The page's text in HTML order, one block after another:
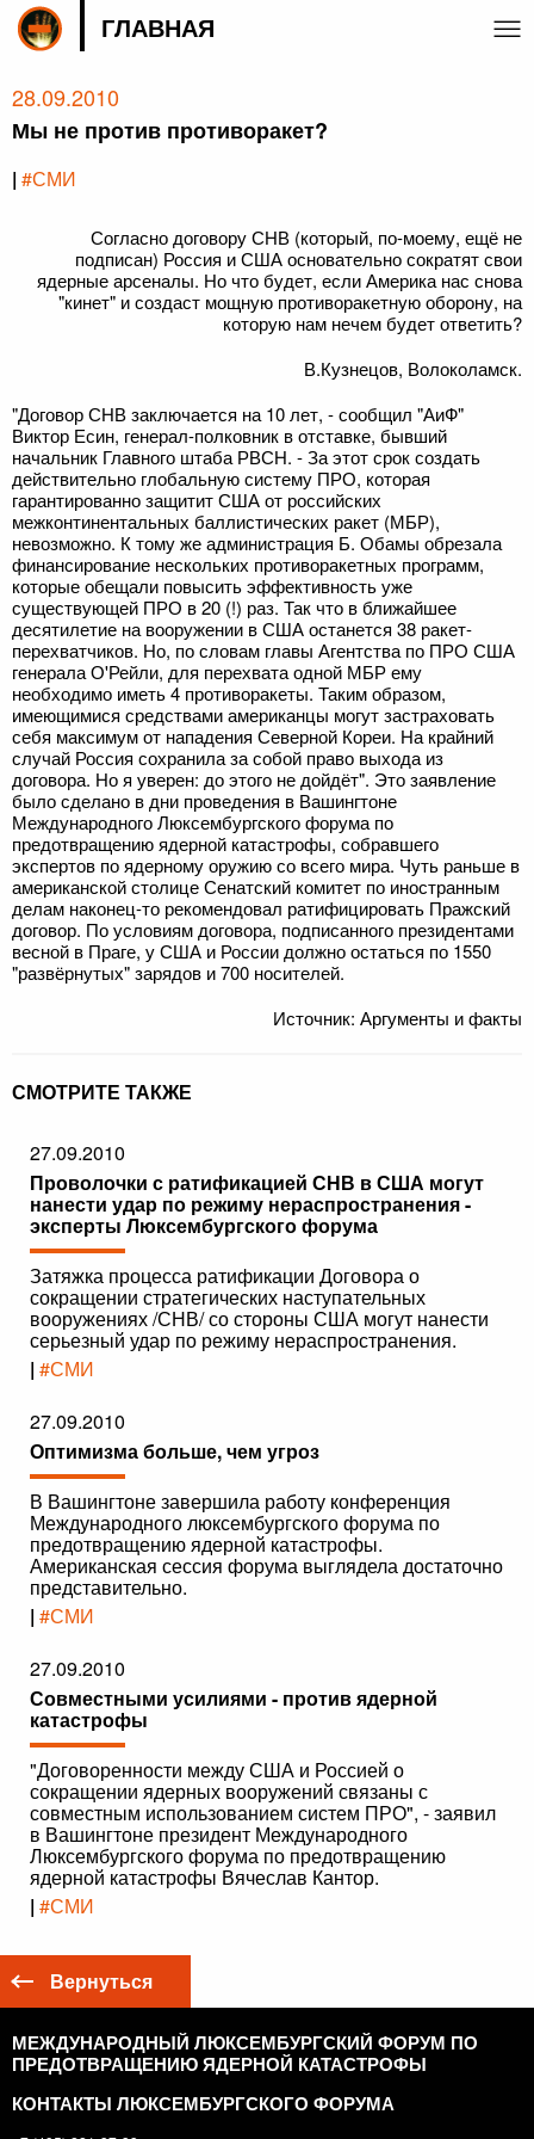
ГЛАВНАЯ
28.09.2010
Мы не против противоракет?
| #СМИ
Согласно договору СНВ (который, по-моему, ещё не
подписан) Россия и США основательно сократят свои
ядерные арсеналы. Но что будет, если Америка нас снова
"кинет" и создаст мощную противоракетную оборону, на
которую нам нечем будет ответить?
В.Кузнецов, Волоколамск.
"Договор СНВ заключается на 10 лет, - сообщил "АиФ"
Виктор Есин, генерал-полковник в отставке, бывший
начальник Главного штаба РВСН. - За этот срок создать
действительно глобальную систему ПРО, которая
гарантированно защитит США от российских
межконтинентальных баллистических ракет (МБР),
невозможно. К тому же администрация Б. Обамы обрезала
финансирование нескольких противоракетных программ,
которые обещали повысить эффективность уже
существующей ПРО в 20 (!) раз. Так что в ближайшее
десятилетие на вооружении в США останется 38 ракет-
перехватчиков. Но, по словам главы Агентства по ПРО США
генерала О'Рейли, для перехвата одной МБР ему
необходимо иметь 4 противоракеты. Таким образом,
имеющимися средствами американцы могут застраховать
себя максимум от нападения Северной Кореи. На крайний
случай Россия сохранила за собой право выхода из
договора. Но я уверен: до этого не дойдёт". Это заявление
было сделано в дни проведения в Вашингтоне
Международного Люксембургского форума по
предотвращению ядерной катастрофы, собравшего
экспертов по ядерному оружию со всего мира. Чуть раньше в
американской столице Сенатский комитет по иностранным
делам наконец-то рекомендовал ратифицировать Пражский
договор. По условиям договора, подписанного президентами
весной в Праге, у США и России должно остаться по 1550
"развёрнутых" зарядов и 700 носителей.
Источник: Аргументы и факты
СМОТРИТЕ ТАКЖЕ
27.09.2010
Проволочки с ратификацией СНВ в США могут
нанести удар по режиму нераспространения -
эксперты Люксембургского форума
Затяжка процесса ратификации Договора о
сокращении стратегических наступательных
вооружениях /СНВ/ со стороны США могут нанести
серьезный удар по режиму нераспространения.
| #СМИ
27.09.2010
Оптимизма больше, чем угроз
В Вашингтоне завершила работу конференция
Международного люксембургского форума по
предотвращению ядерной катастрофы.
Американская сессия форума выглядела достаточно
представительно.
| #СМИ
27.09.2010
Совместными усилиями - против ядерной
катастрофы
"Договоренности между США и Россией о
сокращении ядерных вооружений связаны с
совместным использованием систем ПРО", - заявил
в Вашингтоне президент Международного
Люксембургского форума по предотвращению
ядерной катастрофы Вячеслав Кантор.
| #СМИ
Вернуться
МЕЖДУНАРОДНЫЙ ЛЮКСЕМБУРГСКИЙ ФОРУМ ПО
ПРЕДОТВРАЩЕНИЮ ЯДЕРНОЙ КАТАСТРОФЫ
КОНТАКТЫ ЛЮКСЕМБУРГСКОГО ФОРУМА